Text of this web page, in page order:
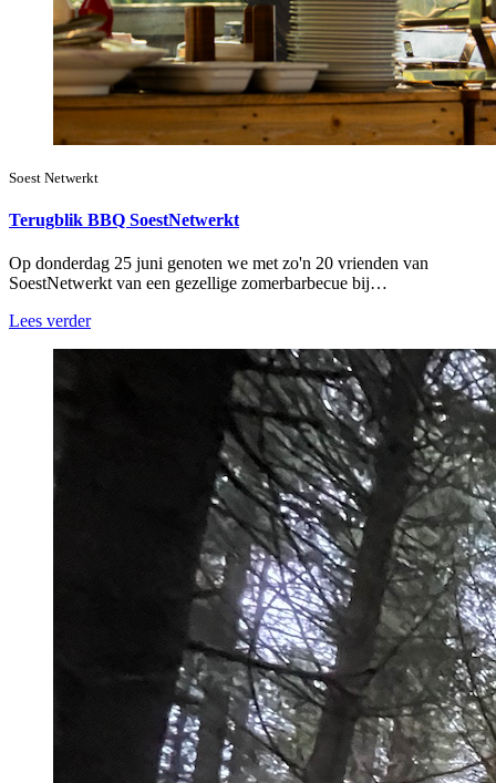
Soest Netwerkt
Terugblik BBQ SoestNetwerkt
Op donderdag 25 juni genoten we met zo'n 20 vrienden van
SoestNetwerkt van een gezellige zomerbarbecue bij…
Lees verder